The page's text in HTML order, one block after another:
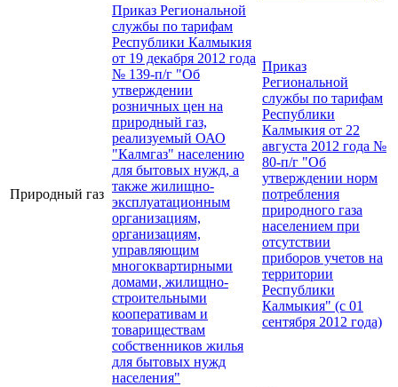
Природный газ
Приказ Региональной
службы по тарифам
Республики Калмыкия
от 19 декабря 2012 года
№ 139-п/г "Об
утверждении
розничных цен на
природный газ,
реализуемый ОАО
"Калмгаз" населению
для бытовых нужд, а
также жилищно-
эксплуатационным
организациям,
организациям,
управляющим
многоквартирными
домами, жилищно-
строительными
кооперативам и
товариществам
собственников жилья
для бытовых нужд
населения"
Приказ
Региональной
службы по тарифам
Республики
Калмыкия от 22
августа 2012 года №
80-п/г "Об
утверждении норм
потребления
природного газа
населением при
отсутствии
приборов учетов на
территории
Республики
Калмыкия" (с 01
сентября 2012 года)